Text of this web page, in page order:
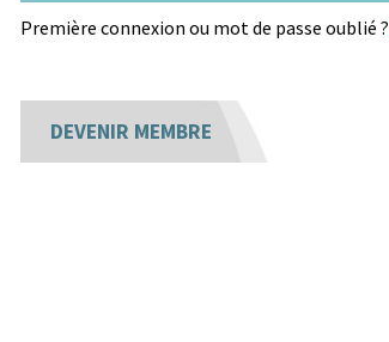
Première connexion ou mot de passe oublié ?
DEVENIR MEMBRE